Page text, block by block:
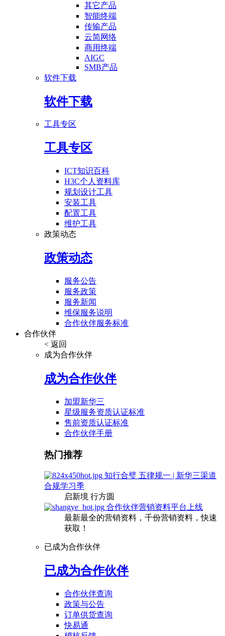
其它产品
智能终端
传输产品
云简网络
商用终端
AIGC
SMB产品
软件下载
软件下载
工具专区
工具专区
ICT知识百科
H3C个人资料库
规划设计工具
安装工具
配置工具
维护工具
政策动态
政策动态
服务公告
服务政策
服务新闻
维保服务说明
合作伙伴服务标准
合作伙伴
< 返回
成为合作伙伴
成为合作伙伴
加盟新华三
星级服务资质认证标准
售前资质认证标准
合作伙伴手册
热门推荐
知行合璧 五律规一 | 新华三渠道
合规学习季
启新境 行方圆
合作伙伴营销资料平台上线
最新最全的营销资料，千份营销资料，快速
获取！
已成为合作伙伴
已成为合作伙伴
合作伙伴查询
政策与公告
订单供货查询
快易通